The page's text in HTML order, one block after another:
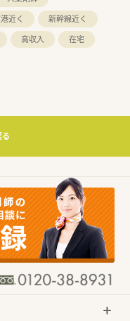
近く
新幹線近く
高収入
在宅
る